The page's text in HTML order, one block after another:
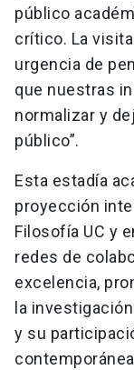
público
crítico. La
urgencia de
que nuestras
normalizar y
público”.
Esta estadía
proyección
Filosofía UC y
redes de
excelencia,
la
y su